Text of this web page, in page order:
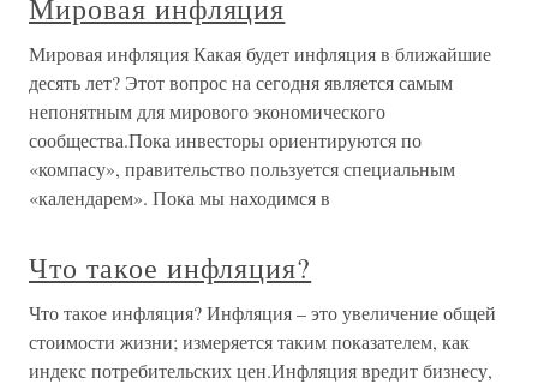
Мировая инфляция
Мировая инфляция Какая будет инфляция в ближайшие
десять лет? Этот вопрос на сегодня является самым
непонятным для мирового экономического
сообщества.Пока инвесторы ориентируются по
«компасу», правительство пользуется специальным
«календарем». Пока мы находимся в
Что такое инфляция?
Что такое инфляция? Инфляция – это увеличение общей
стоимости жизни; измеряется таким показателем, как
индекс потребительских цен.Инфляция вредит бизнесу,